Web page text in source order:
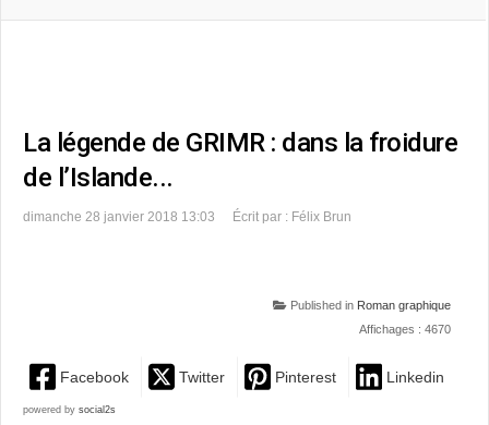
La légende de GRIMR : dans la froidure
de l’Islande...
dimanche 28 janvier 2018 13:03 Écrit par : Félix Brun
Published in Roman graphique
Affichages : 4670
Facebook Twitter Pinterest Linkedin
powered by social2s